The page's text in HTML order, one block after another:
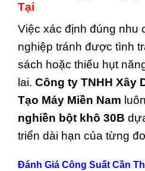
Tại
Việc xác định đúng nhu
nghiệp tránh được tình
sách hoặc thiếu hụt
lai. Công ty TNHH Xây
Tạo Máy Miền Nam
nghiền bột khô 30B
triển dài hạn của từng
Đánh Giá Công Suất Cần